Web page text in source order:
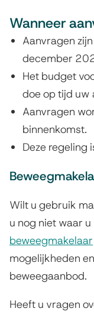
Wanneer
Aanvragen
december
Het budget
doe op tijd uw
Aanvragen
binnenkomst.
Deze regeling
Wilt u gebruik
u nog niet waar
beweegmakelaar
l
mogelijkheden
beweegaanbod.
Heeft u vragen